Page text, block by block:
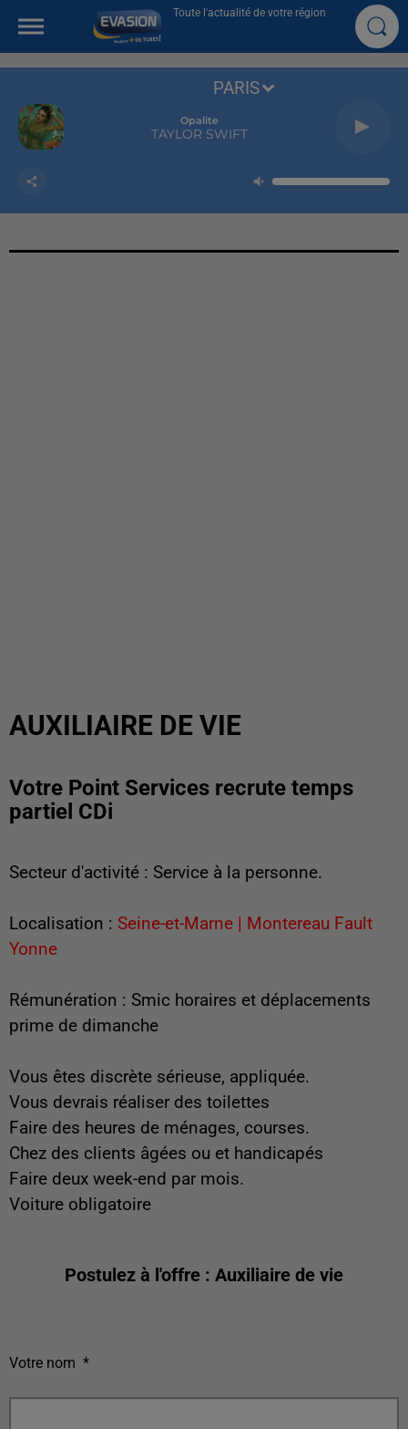
Toute l'actualité de votre région
Opalite
TAYLOR SWIFT
PARIS
AUXILIAIRE DE VIE
Votre Point Services recrute temps
partiel CDi
Secteur d'activité : Service à la personne.
Localisation : Seine-et-Marne | Montereau Fault
Yonne
Rémunération : Smic horaires et déplacements
prime de dimanche
Vous êtes discrète sérieuse, appliquée.
Vous devrais réaliser des toilettes
Faire des heures de ménages, courses.
Chez des clients âgées ou et handicapés
Faire deux week-end par mois.
Voiture obligatoire
Postulez à l'offre : Auxiliaire de vie
Votre nom *